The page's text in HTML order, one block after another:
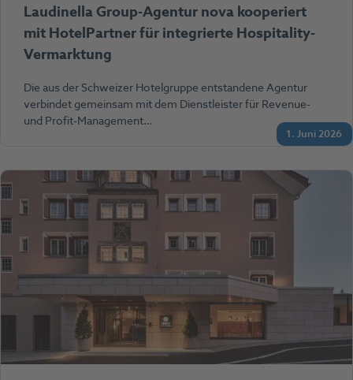
1. Juni 2026
Laudinella Group-Agentur nova kooperiert
mit HotelPartner für integrierte Hospitality-
Vermarktung
Die aus der Schweizer Hotelgruppe entstandene Agentur
verbindet gemeinsam mit dem Dienstleister für Revenue-
und Profit-Management…